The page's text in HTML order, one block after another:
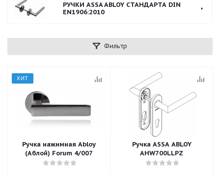
РУЧКИ ASSA ABLOY СТАНДАРТА DIN
EN1906:2010
Фильтр
ХИТ
Ручка нажимная Abloy
(Аблой) Forum 4/007
Ручка ASSA ABLOY
AHW700LLPZ